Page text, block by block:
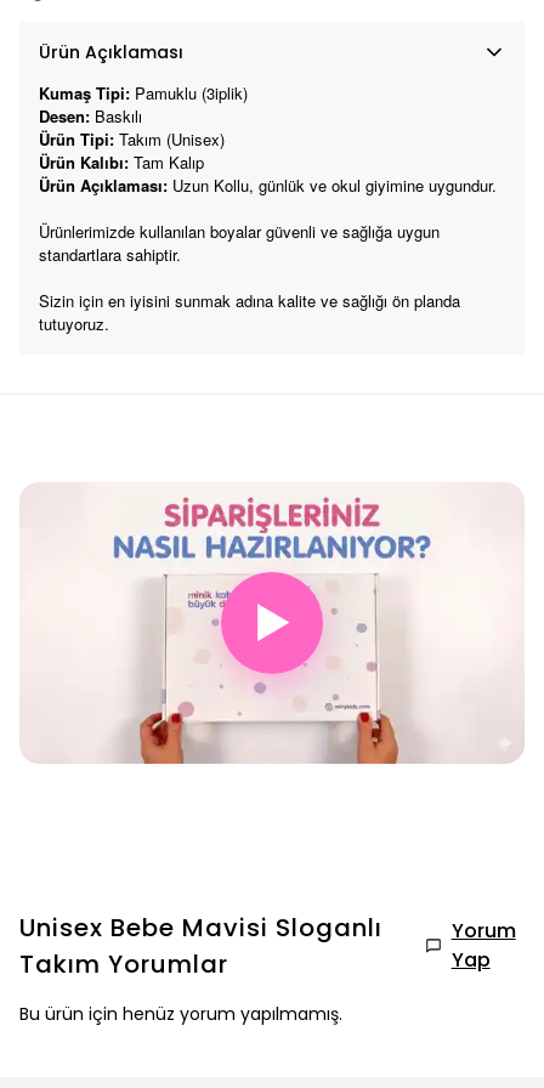
Ürün Açıklaması
Kumaş Tipi: Pamuklu (3iplik)
Desen: Baskılı
Ürün Tipi: Takım (Unisex)
Ürün Kalıbı: Tam Kalıp
Ürün Açıklaması: Uzun Kollu, günlük ve okul giyimine uygundur.
Ürünlerimizde kullanılan boyalar güvenli ve sağlığa uygun
standartlara sahiptir.
Sizin için en iyisini sunmak adına kalite ve sağlığı ön planda
tutuyoruz.
▶
Unisex Bebe Mavisi Sloganlı
Takım Yorumlar
Yorum
Yap
Bu ürün için henüz yorum yapılmamış.